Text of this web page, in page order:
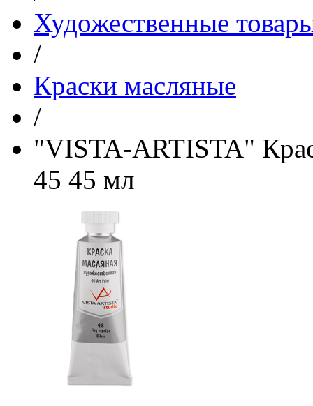
Художественные
/
Краски масляные
/
"VISTA-ARTISTA"
45 45 мл